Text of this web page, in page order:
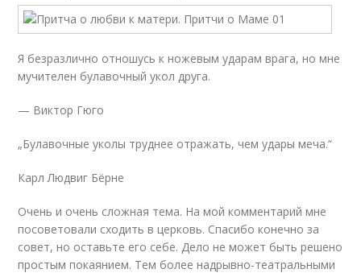
Я безразлично отношусь к ножевым ударам врага, но мне
мучителен булавочный укол друга.
— Виктор Гюго
„Булавочные уколы труднее отражать, чем удары меча.“
Карл Людвиг Бёрне
Очень и очень сложная тема. На мой комментарий мне
посоветовали сходить в церковь. Спасибо конечно за
совет, но оставьте его себе. Дело не может быть решено
простым покаянием. Тем более надрывно-театральными